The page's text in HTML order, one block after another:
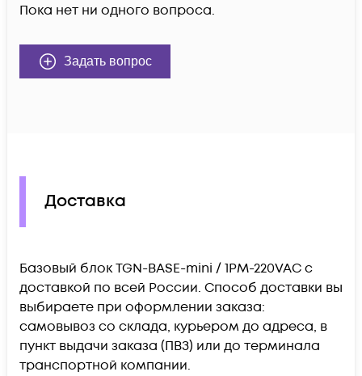
Пока нет ни одного вопроса.
Задать вопрос
Доставка
Базовый блок TGN-BASE-mini / 1PM-220VAC c
доставкой по всей России. Способ доставки вы
выбираете при оформлении заказа:
самовывоз со склада, курьером до адреса, в
пункт выдачи заказа (ПВЗ) или до терминала
транспортной компании.